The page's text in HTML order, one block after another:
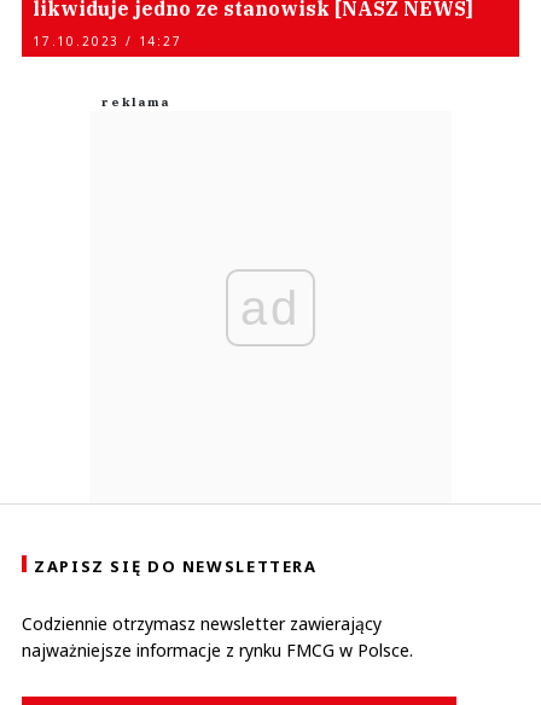
likwiduje jedno ze stanowisk [NASZ NEWS]
17.10.2023 / 14:27
ad
ZAPISZ SIĘ DO NEWSLETTERA
Codziennie otrzymasz newsletter zawierający
najważniejsze informacje z rynku FMCG w Polsce.